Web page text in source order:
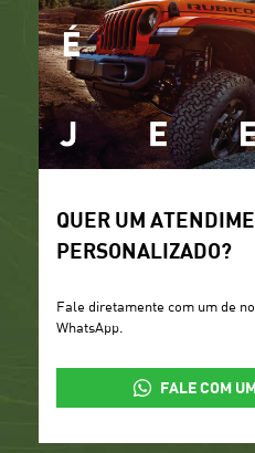
QUER UM
PERSONALIZADO?
Fale diretamente com um de
WhatsApp.
FALE COM